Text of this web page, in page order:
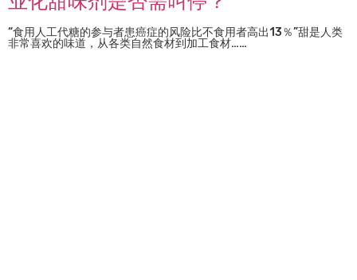
“食用人工代糖的参与者患癌症的风险比不食用者高出13％”甜是人类
非常喜欢的味道，从各类自然食材到加工食材……